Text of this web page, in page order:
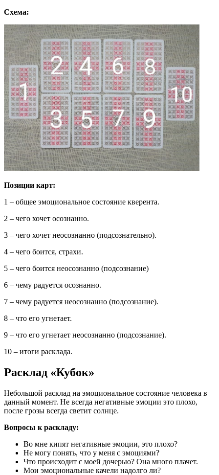
Схема:
Позиции карт:
1 – общее эмоциональное состояние кверента.
2 – чего хочет осознанно.
3 – чего хочет неосознанно (подсознательно).
4 – чего боится, страхи.
5 – чего боится неосознанно (подсознание)
6 – чему радуется осознанно.
7 – чему радуется неосознанно (подсознание).
8 – что его угнетает.
9 – что его угнетает неосознанно (подсознание).
10 – итоги расклада.
Расклад «Кубок»
Небольшой расклад на эмоциональное состояние человека в
данный момент. Не всегда негативные эмоции это плохо,
после грозы всегда светит солнце.
Вопросы к раскладу:
Во мне кипят негативные эмоции, это плохо?
Не могу понять, что у меня с эмоциями?
Что происходит с моей дочерью? Она много плачет.
Мои эмоциональные качели надолго ли?